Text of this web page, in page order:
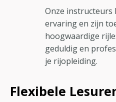
Onze instructeurs
ervaring en zijn
hoogwaardige
geduldig en
je rijopleiding.
Flexibele